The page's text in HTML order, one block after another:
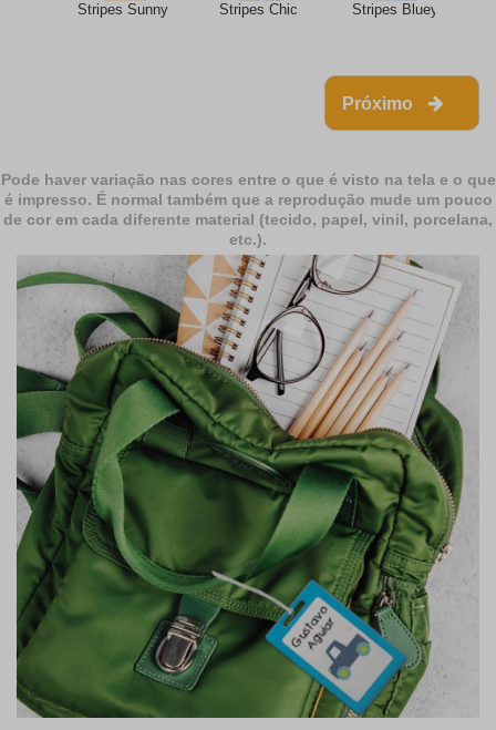
Stripes Sunny Stripes Chic Stripes Bluey
Próximo
Pode haver variação nas cores entre o que é visto na tela e o que
é impresso. É normal também que a reprodução mude um pouco
de cor em cada diferente material (tecido, papel, vinil, porcelana,
etc.).